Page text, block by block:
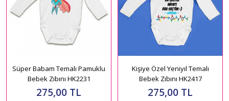
Süper Babam Temalı Pamuklu
Bebek Zıbını HK2231
275,00 TL
Kişiye Özel Yeniyıl Temalı
Bebek Zıbını HK2417
275,00 TL